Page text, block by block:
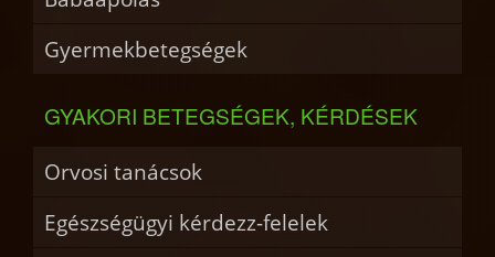
Gyermekbetegségek
GYAKORI BETEGSÉGEK, KÉRDÉSEK
Orvosi tanácsok
Egészségügyi kérdezz-felelek